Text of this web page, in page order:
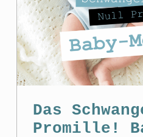
Das
Promille!